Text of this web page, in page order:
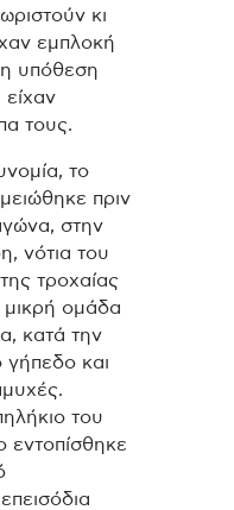
κι
εμπλοκή
υπόθεση
είχαν
τους.
το
πριν
στην
νότια του
τροχαίας
ομάδα
κατά την
και
του
εντοπίσθηκε